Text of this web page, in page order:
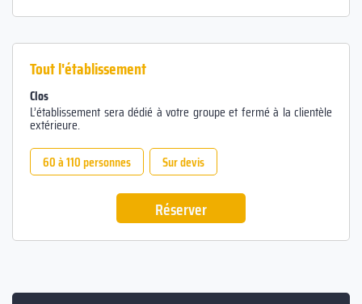
Tout l'établissement
Clos
L’établissement sera dédié à votre groupe et fermé à la clientèle
extérieure.
60 à 110 personnes
Sur devis
Réserver